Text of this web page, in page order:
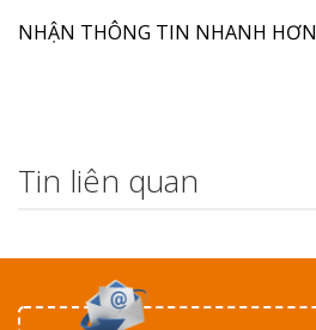
NHẬN THÔNG TIN NHANH HƠN
Tin liên quan